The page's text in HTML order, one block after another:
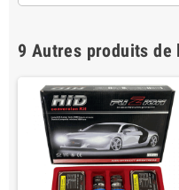
9 Autres produits de